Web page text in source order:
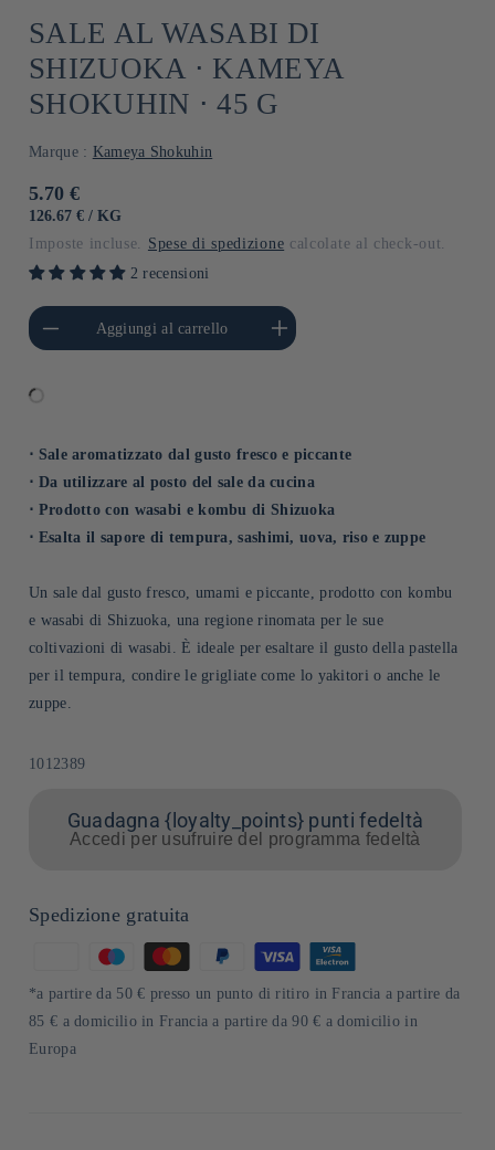
SALE AL WASABI DI
SHIZUOKA ⋅ KAMEYA
SHOKUHIN ⋅ 45 G
Marque : Kameya Shokuhin
Prezzo
di
5.70 €
PREZZO
126.67 € / PER
KG
Imposte incluse. Spese di spedizione calcolate al check-out.
2 recensioni
quantità per Default
Title
Aggiungi al carrello
Aumenta quantità per Default
Title
⋅ Sale aromatizzato dal gusto fresco e piccante
⋅ Da utilizzare al posto del sale da cucina
⋅ Prodotto con wasabi e kombu di Shizuoka
⋅ Esalta il sapore di tempura, sashimi, uova, riso e zuppe
Un sale dal gusto fresco, umami e piccante, prodotto con kombu
e wasabi di Shizuoka, una regione rinomata per le sue
coltivazioni di wasabi. È ideale per esaltare il gusto della pastella
per il tempura, condire le grigliate come lo yakitori o anche le
zuppe.
SKU:
1012389
Guadagna {loyalty_points} punti fedeltà
Accedi per usufruire del programma fedeltà
Spedizione gratuita
di
pagamento
*a partire da 50 € presso un punto di ritiro in Francia a partire da
85 € a domicilio in Francia a partire da 90 € a domicilio in
Europa